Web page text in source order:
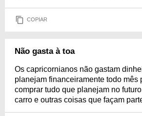
COPIAR
Não gasta à toa
Os capricornianos não gastam
planejam financeiramente todo mês
comprar tudo que planejam no
carro e outras coisas que façam